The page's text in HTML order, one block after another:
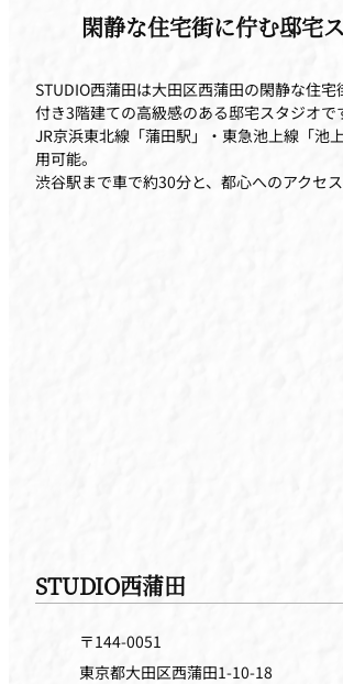
閑静な住宅街に佇む邸宅
STUDIO西蒲田は大田区西蒲田の閑静な住
付き3階建ての高級感のある邸宅スタジオで
JR京浜東北線「蒲田駅」・東急池上線「池
用可能。
渋谷駅まで車で約30分と、都心へのアクセス
STUDIO西蒲田
〒144-0051
東京都大田区西蒲田1-10-18